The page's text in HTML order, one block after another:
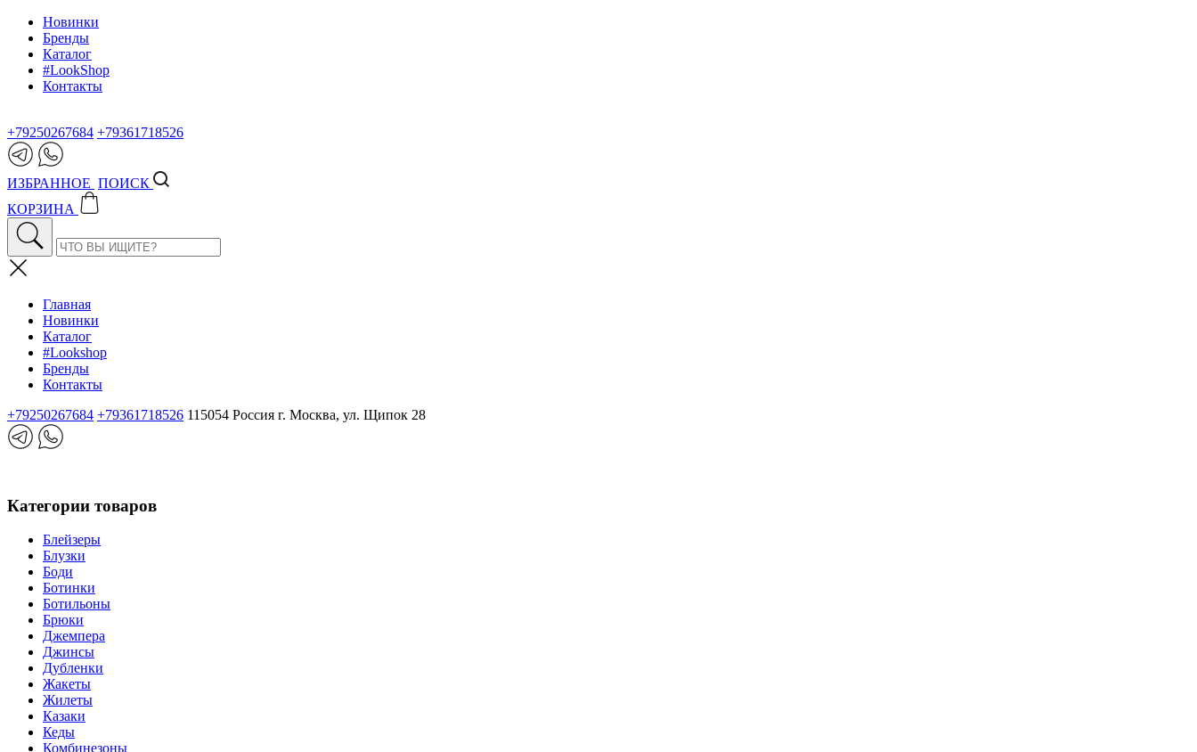
Новинки
Бренды
Каталог
#LookShop
Контакты
+79250267684 +79361718526
ИЗБРАННОЕ ПОИСК
КОРЗИНА
Главная
Новинки
Каталог
#Lookshop
Бренды
Контакты
+79250267684 +79361718526 115054 Россия г. Москва, ул. Щипок 28
Категории товаров
Блейзеры
Блузки
Боди
Ботинки
Ботильоны
Брюки
Джемпера
Джинсы
Дубленки
Жакеты
Жилеты
Казаки
Кеды
Комбинезоны